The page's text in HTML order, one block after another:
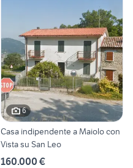
6
Casa indipendente a Maiolo con
Vista su San Leo
160.000 €